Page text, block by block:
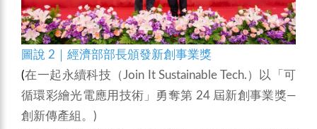
圖說 2｜經濟部部長頒發新創事業獎
(在一起永續科技（Join It Sustainable Tech.）以「可
循環彩繪光電應用技術」勇奪第 24 屆新創事業獎—
創新傳產組。)